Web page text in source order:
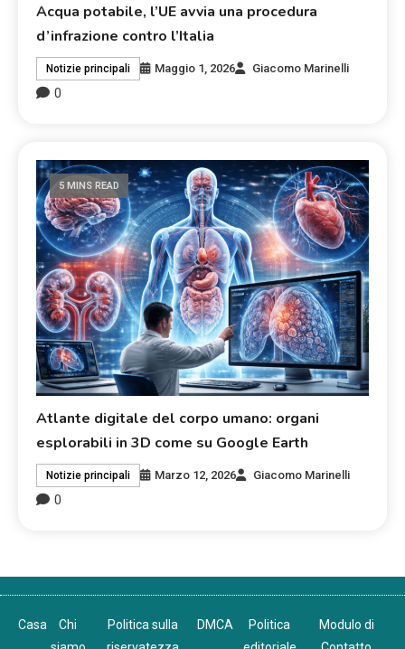
Acqua potabile, l’UE avvia una procedura
d’infrazione contro l’Italia
Notizie principali Maggio 1, 2026 Giacomo Marinelli
0
5 MINS READ
Atlante digitale del corpo umano: organi
esplorabili in 3D come su Google Earth
Notizie principali Marzo 12, 2026 Giacomo Marinelli
0
Casa
Chi
Politica sulla
DMCA
Politica
Modulo di